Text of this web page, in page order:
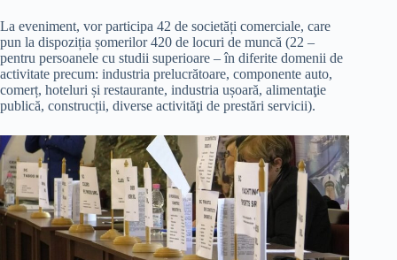
La eveniment, vor participa 42 de societăți comerciale, care
pun la dispoziția șomerilor 420 de locuri de muncă (22 –
pentru persoanele cu studii superioare – în diferite domenii de
activitate precum: industria prelucrătoare, componente auto,
comerț, hoteluri și restaurante, industria ușoară, alimentaţie
publică, construcții, diverse activităţi de prestări servicii).